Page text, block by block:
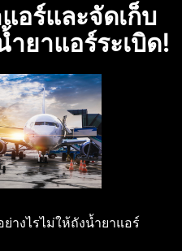
อร์และจัดเก็บ
ำยาแอร์ระเบิด!
างไรไม่ให้ถังน้ำยาแอร์